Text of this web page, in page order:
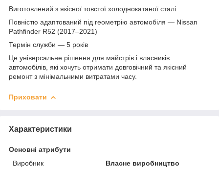
Виготовлений з якісної товстої холоднокатаної сталі
Повністю адаптований під геометрію автомобіля — Nissan
Pathfinder R52 (2017–2021)
Термін служби — 5 років
Це універсальне рішення для майстрів і власників
автомобілів, які хочуть отримати довговічний та якісний
ремонт з мінімальними витратами часу.
Приховати
Характеристики
Основні атрибути
Виробник
Власне виробництво